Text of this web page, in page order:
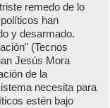
remedo de lo
han
y desarmado.
(Tecnos
Jesús Mora
de la
necesita para
estén bajo